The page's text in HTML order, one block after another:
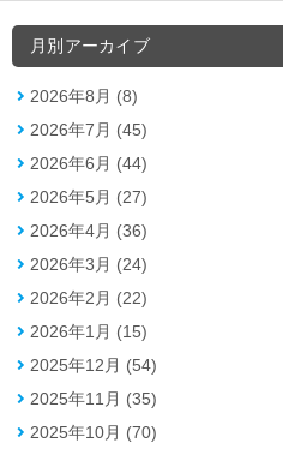
月別アーカイブ
2026年8月 (8)
2026年7月 (45)
2026年6月 (44)
2026年5月 (27)
2026年4月 (36)
2026年3月 (24)
2026年2月 (22)
2026年1月 (15)
2025年12月 (54)
2025年11月 (35)
2025年10月 (70)